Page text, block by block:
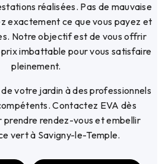
réalisées. Pas de mauvaise
exactement ce que vous payez et
Notre objectif est de vous offrir
imbattable pour vous satisfaire
pleinement.
votre jardin à des professionnels
Contactez EVA dès
prendre rendez-vous et embellir
vert à Savigny-le-Temple.